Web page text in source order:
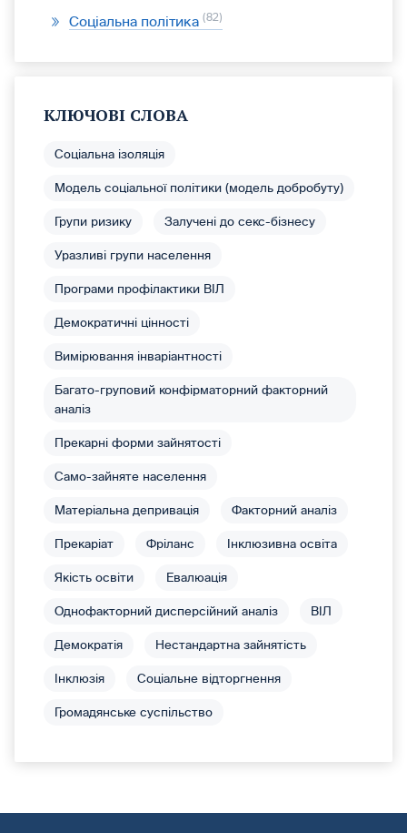
Соціальна політика 82
КЛЮЧОВІ СЛОВА
Соціальна ізоляція
Модель соціальної політики (модель добробуту)
Групи ризику Залучені до секс-бізнесу
Уразливі групи населення
Програми профілактики ВІЛ
Демократичні цінності
Вимірювання інваріантності
Багато-груповий конфірматорний факторний
аналіз
Прекарні форми зайнятості
Само-зайняте населення
Матеріальна депривація Факторний аналіз
Прекаріат Фріланс Інклюзивна освіта
Якість освіти Евалюація
Однофакторний дисперсійний аналіз ВІЛ
Демократія Нестандартна зайнятість
Інклюзія Соціальне відторгнення
Громадянське суспільство